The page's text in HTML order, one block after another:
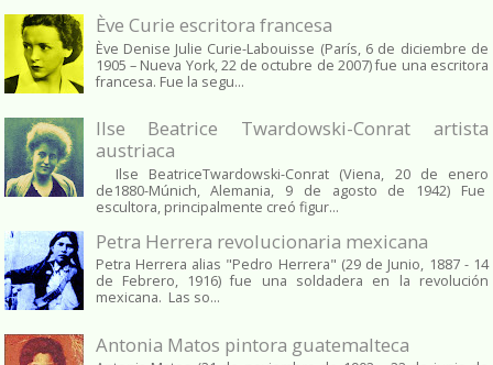
Ève Curie escritora francesa
Ève Denise Julie Curie-Labouisse (París, 6 de diciembre de
1905 – Nueva York, 22 de octubre de 2007) fue una escritora
francesa. Fue la segu...
Ilse Beatrice Twardowski-Conrat artista
austriaca
Ilse BeatriceTwardowski-Conrat (Viena, 20 de enero
de1880-Múnich, Alemania, 9 de agosto de 1942) Fue
escultora, principalmente creó figur...
Petra Herrera revolucionaria mexicana
Petra Herrera alias "Pedro Herrera" (29 de Junio, 1887 - 14
de Febrero, 1916) fue una soldadera en la revolución
mexicana. Las so...
Antonia Matos pintora guatemalteca